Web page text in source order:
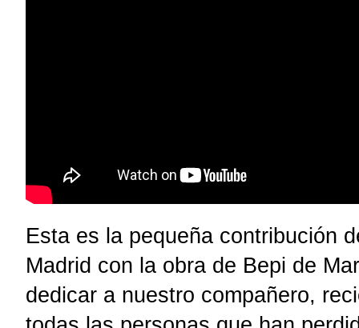
Esta es la pequeña contribución
Madrid con la obra de Bepi de
dedicar a nuestro compañero,